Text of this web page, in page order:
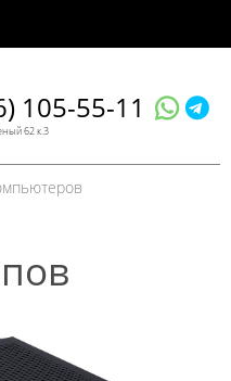
105-55-11
62 к.3